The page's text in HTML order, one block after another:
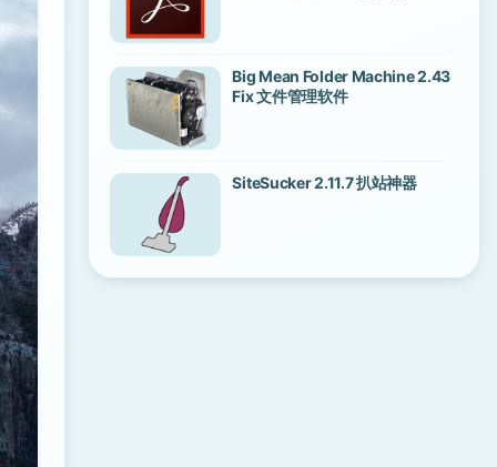
Big Mean Folder Machine 2.43
Fix 文件管理软件
SiteSucker 2.11.7 扒站神器